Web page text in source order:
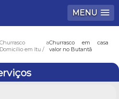
MENU
Churrasco a
Domicílio em Itu
Churrasco em casa
valor no Butantã